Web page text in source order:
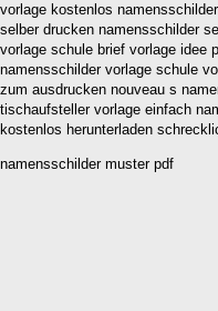
vorlage kostenlos
selber drucken namensschilder
vorlage schule brief vorlage idee
namensschilder vorlage schule
zum ausdrucken nouveau s
tischaufsteller vorlage einfach
kostenlos herunterladen
namensschilder muster pdf